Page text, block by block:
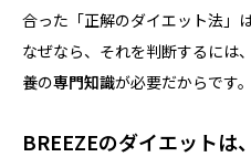
合った「正解のダイエット法」
なぜなら、それを判断するには
養の専門知識が必要だからです。
BREEZEのダイエットは